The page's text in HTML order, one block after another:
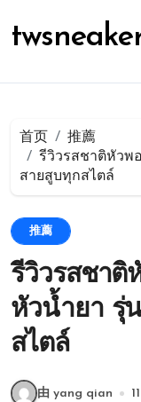
容
首页
推薦
รีวิวรสชาติหัวพ
สายสูบทุกสไตล์
推薦
รีวิวรสชาติ
หัวน้ำยา รุ่
สไตล์
由 yang qian